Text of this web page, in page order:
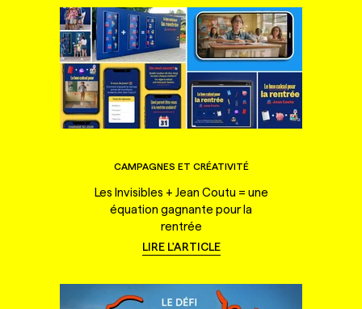
CAMPAGNES ET CRÉATIVITÉ
Les Invisibles + Jean Coutu = une
équation gagnante pour la
rentrée
LIRE L'ARTICLE